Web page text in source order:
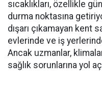
sıcaklıkları, özellikle
durma noktasına
dışarı çıkamayan kent
evlerinde ve iş
Ancak uzmanlar,
sağlık sorunlarına yol